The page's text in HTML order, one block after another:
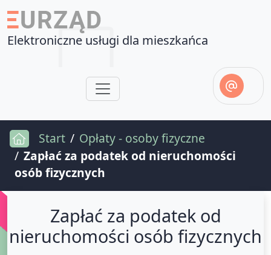
Elektroniczne usługi dla mieszkańca
Start
Opłaty - osoby fizyczne
Zapłać za podatek od nieruchomości
osób fizycznych
Zapłać za podatek od
nieruchomości osób fizycznych